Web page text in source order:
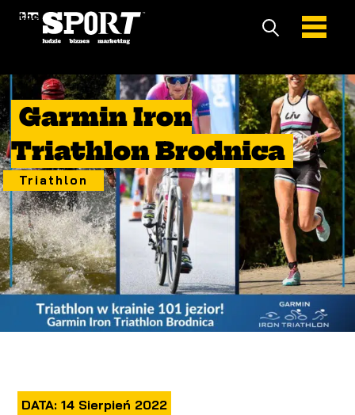
Garmin Iron
Triathlon Brodnica
Triathlon
DATA: 14 Sierpień 2022